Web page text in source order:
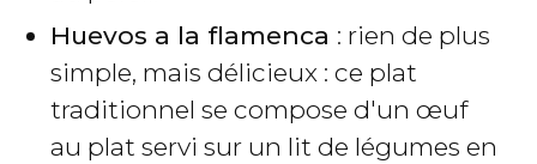
Huevos a la flamenca : rien de plus
simple, mais délicieux : ce plat
traditionnel se compose d'un œuf
au plat servi sur un lit de légumes en